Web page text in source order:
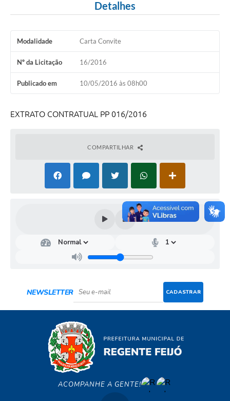
Detalhes
Modalidade Carta Convite
Nº da Licitação 16/2016
Publicado em 10/05/2016 às 08h00
EXTRATO CONTRATUAL PP 016/2016
COMPARTILHAR
NEWSLETTER CADASTRAR
ACOMPANHE A GENTE!